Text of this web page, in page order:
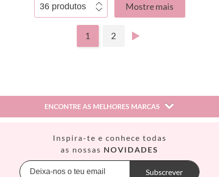
Mostre mais
1 2
ENCONTRE AS MELHORES MARCAS
Banwood
Inspira-te e conhece todas
as nossas NOVIDADES
Subscrever